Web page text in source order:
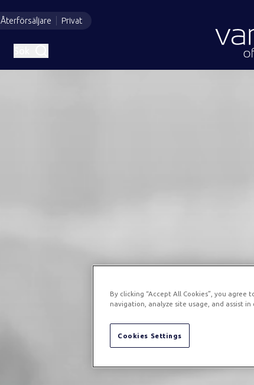
Återförsäljare Privat
By clicking “Accept All Cookies”, you
navigation, analyze site usage, and assist in
Cookies Settings